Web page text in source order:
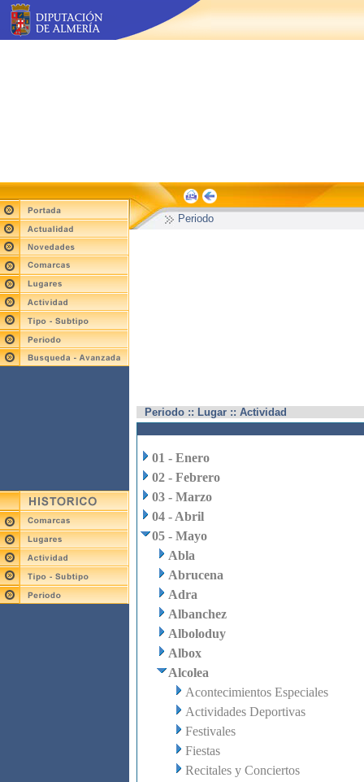
Periodo
Periodo :: Lugar :: Actividad
01 - Enero
02 - Febrero
03 - Marzo
04 - Abril
05 - Mayo
Abla
Abrucena
Adra
Albanchez
Alboloduy
Albox
Alcolea
Acontecimientos Especiales
Actividades Deportivas
Festivales
Fiestas
Recitales y Conciertos